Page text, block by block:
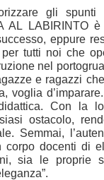
gli spunti
AL LABIRINTO
eppure
tutti noi che
nel
e ragazzi
voglia
Con la
ostacolo,
Semmai,
docenti di
sia le proprie